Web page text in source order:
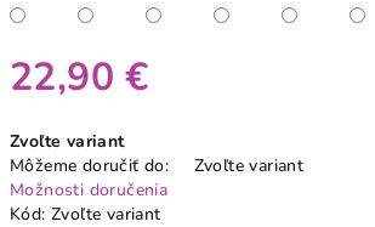
22,90 €
cena:
Zvoľte variant
Môžeme doručiť do:
Zvoľte variant
Možnosti doručenia
Kód: Zvoľte variant